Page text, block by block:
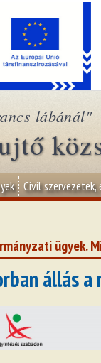
lábánál"
Civil szervezetek,
ügyek.
állás